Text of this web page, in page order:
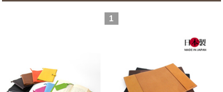
1